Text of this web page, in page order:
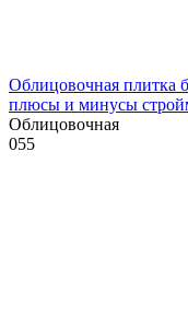
Облицовочная плитка
плюсы и минусы
Облицовочная
055